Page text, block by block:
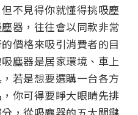
不見得你就懂得挑吸塵
器，往往會以同款非常
價格來吸引消費者的目
塵器是居家環境、車上
若是想要選購一台各方
你可得要睜大眼睛先排